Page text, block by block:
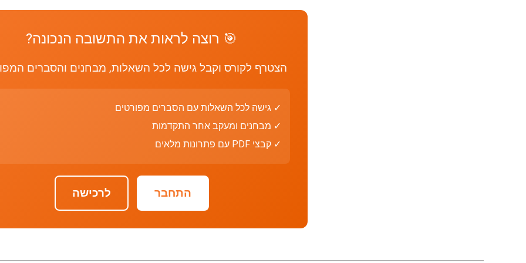
🎯 רוצה לראות את התשובה הנכונה?
הצטרף לקורס וקבל גישה לכל השאלות, מבחנים והסברים
✓ גישה לכל השאלות עם הסברים מפורטים
✓ מבחנים ומעקב אחר התקדמות
✓ קבצי PDF עם פתרונות מלאים
התחבר לרכישה